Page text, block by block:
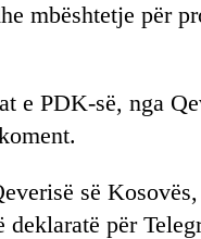
mbështetje për
e PDK-së, nga
së
deklaratë për